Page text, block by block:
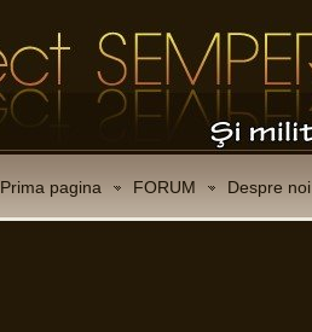
Prima pagina FORUM Despre noi